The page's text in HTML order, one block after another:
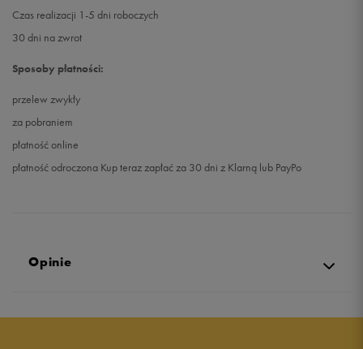
Czas realizacji 1-5 dni roboczych
30 dni na zwrot
Sposoby płatności:
przelew zwykły
za pobraniem
płatność online
płatność odroczona Kup teraz zapłać za 30 dni z Klarną lub PayPo
Opinie